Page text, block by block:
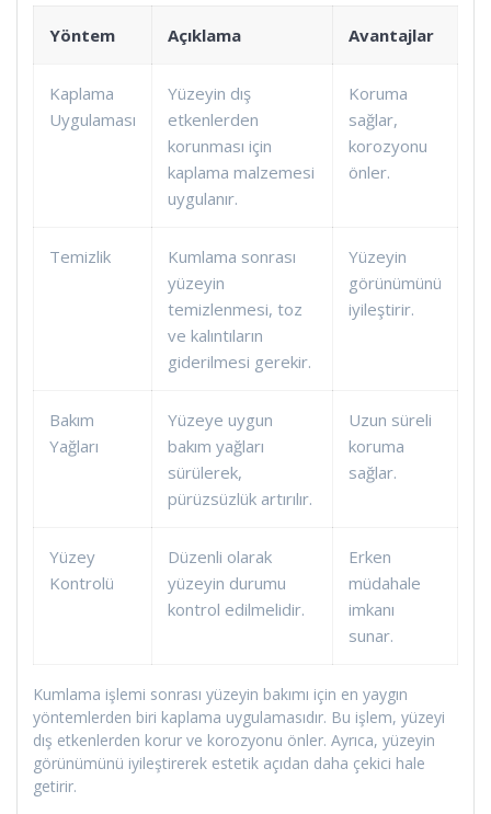
Yöntem Açıklama Avantajlar
Kaplama
Uygulaması
Yüzeyin dış
etkenlerden
korunması için
kaplama malzemesi
uygulanır.
Koruma
sağlar,
korozyonu
önler.
Temizlik
Kumlama sonrası
yüzeyin
temizlenmesi, toz
ve kalıntıların
giderilmesi gerekir.
Yüzeyin
görünümünü
iyileştirir.
Bakım
Yağları
Yüzeye uygun
bakım yağları
sürülerek,
pürüzsüzlük artırılır.
Uzun süreli
koruma
sağlar.
Yüzey
Kontrolü
Düzenli olarak
yüzeyin durumu
kontrol edilmelidir.
Erken
müdahale
imkanı
sunar.
Kumlama işlemi sonrası yüzeyin bakımı için en yaygın
yöntemlerden biri kaplama uygulamasıdır. Bu işlem, yüzeyi
dış etkenlerden korur ve korozyonu önler. Ayrıca, yüzeyin
görünümünü iyileştirerek estetik açıdan daha çekici hale
getirir.